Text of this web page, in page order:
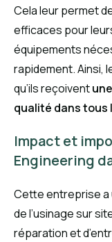
Cela leur permet
efficaces pour
équipements
rapidement. Ainsi,
qu’ils reçoivent
qualité dans tous
Impact et
Engineering
Cette entreprise a
de l’usinage sur
réparation et